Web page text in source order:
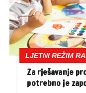
LJETNI REŽIM
Za rješavanje
potrebno je